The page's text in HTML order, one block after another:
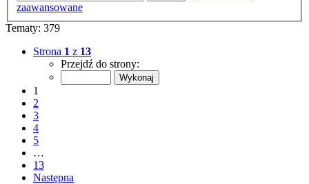
zaawansowane
Tematy: 379
Strona 1 z 13
Przejdź do strony:
1
2
3
4
5
…
13
Następna